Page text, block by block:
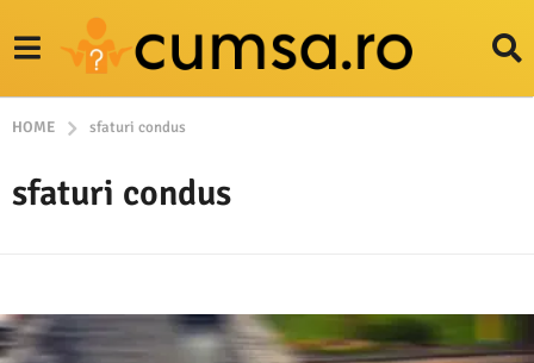
HOME sfaturi condus
sfaturi condus